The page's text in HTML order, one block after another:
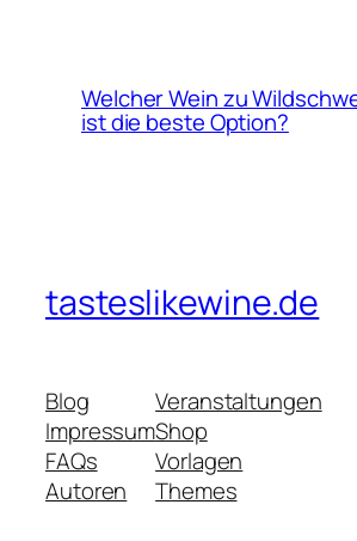
Welcher Wein zu
ist die beste Option?
tasteslikewine.de
Blog
Impressum
FAQs
Autoren
Veranstaltungen
Shop
Vorlagen
Themes